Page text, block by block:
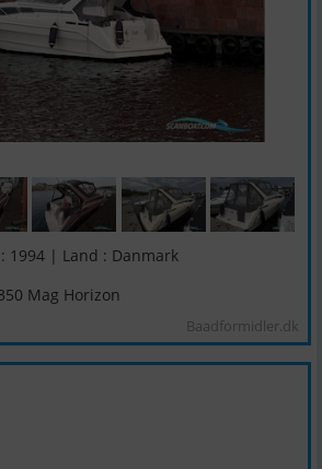
1994 | Land : Danmark
Mag Horizon
Baadformidler.dk